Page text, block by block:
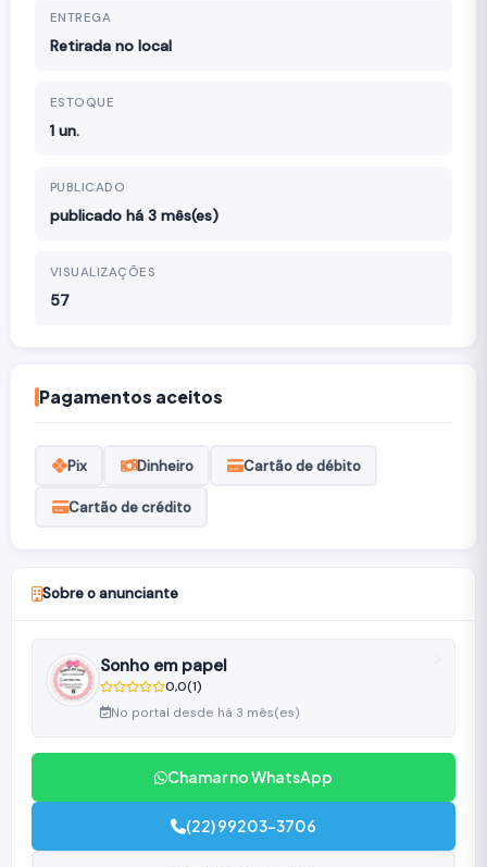
ENTREGA
Retirada no local
ESTOQUE
1 un.
PUBLICADO
publicado há 3 mês(es)
VISUALIZAÇÕES
57
Pagamentos aceitos
Pix Dinheiro Cartão de débito
Cartão de crédito
Sobre o anunciante
Sonho em papel
0,0(1)
No portal desde há 3 mês(es)
Chamar no WhatsApp
(22) 99203-3706